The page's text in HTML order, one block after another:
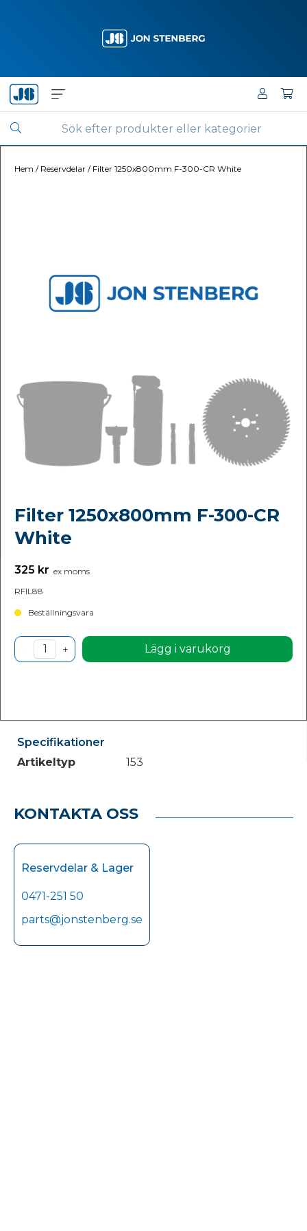
Hem / Reservdelar / Filter 1250x800mm F-300-CR White
Filter 1250x800mm F-300-CR
White
325 kr ex moms
RFIL88
Beställningsvara
Lägg i varukorg
Specifikationer
Artikeltyp
153
KONTAKTA OSS
Reservdelar & Lager
0471-251 50
parts@jonstenberg.se